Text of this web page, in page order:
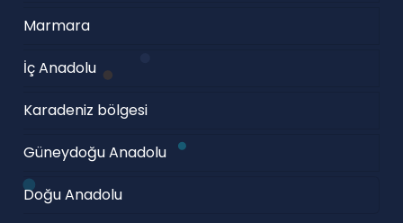
Marmara
İç Anadolu
Karadeniz bölgesi
Güneydoğu Anadolu
Doğu Anadolu